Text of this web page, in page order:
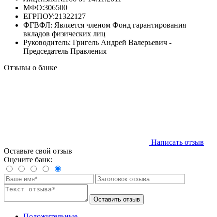
МФО:306500
ЕГРПОУ:21322127
ФГВФЛ: Является членом Фонд гарантирования
вкладов физических лиц
Руководитель: Григель Андрей Валерьевич -
Председатель Правления
Отзывы о банке
Написать отзыв
Оставьте свой отзыв
Оцените банк:
Оставить отзыв